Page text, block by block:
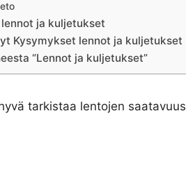
ja kuljetukset
Kysymykset lennot ja kuljetukset
“Lennot ja kuljetukset”
tarkistaa lentojen saatavuus